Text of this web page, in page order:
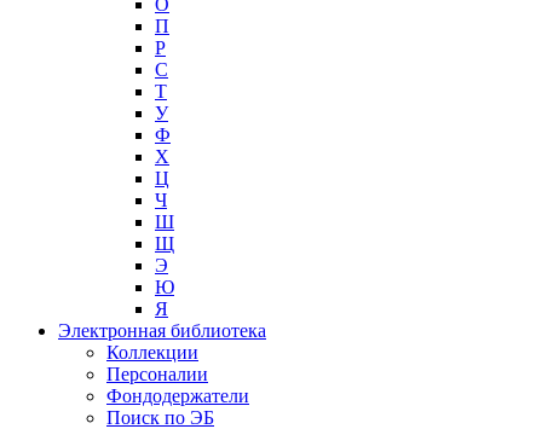
О
П
Р
С
Т
У
Ф
Х
Ц
Ч
Ш
Щ
Э
Ю
Я
Электронная библиотека
Коллекции
Персоналии
Фондодержатели
Поиск по ЭБ